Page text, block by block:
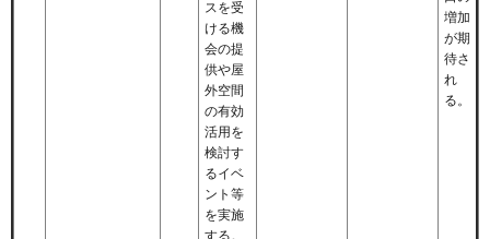
スを受
ける機
会の提
供や屋
外空間
の有効
活用を
検討す
るイベ
ント等
を実施
する。
増加
が期
待さ
れ
る。